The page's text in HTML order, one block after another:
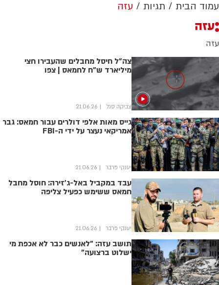
עמוד הבית תגיות עזה
עזה
עזה
צה"ל חיסל מחבלים שהעבירו חצי
מיליארד ש"ח לחמאס | צפו
צביקה סגל 21.06.26
גייס מאות אלפי דולרים עבור חמאס: גבר
אמריקאי נעצר על ידי ה-FBI
יענקי פרבר 21.06.26
עבד במקביל באל-ג'זירה: חוסל מחבל
חמאס ששימש כפעיל צליפה
יענקי פרבר 21.06.26
תושב עזה: "לאנשים כבר לא אכפת מי
ישלוט ברצועה"